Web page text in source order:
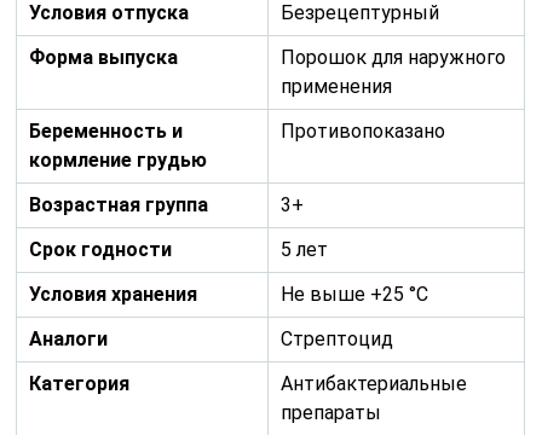
Условия отпуска
Безрецептурный
Форма выпуска
Порошок для наружного
применения
Беременность и
кормление грудью
Противопоказано
Возрастная группа
3+
Срок годности
5 лет
Условия хранения
Не выше +25 °C
Аналоги
Стрептоцид
Категория
Антибактериальные
препараты